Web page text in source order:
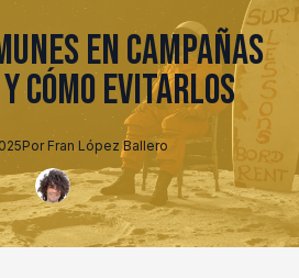
en campañas
cómo evitarlos
Por Fran López Ballero